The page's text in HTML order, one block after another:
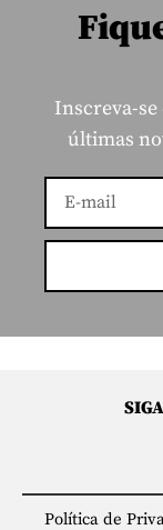
Inscreva-se
últimas
Política de